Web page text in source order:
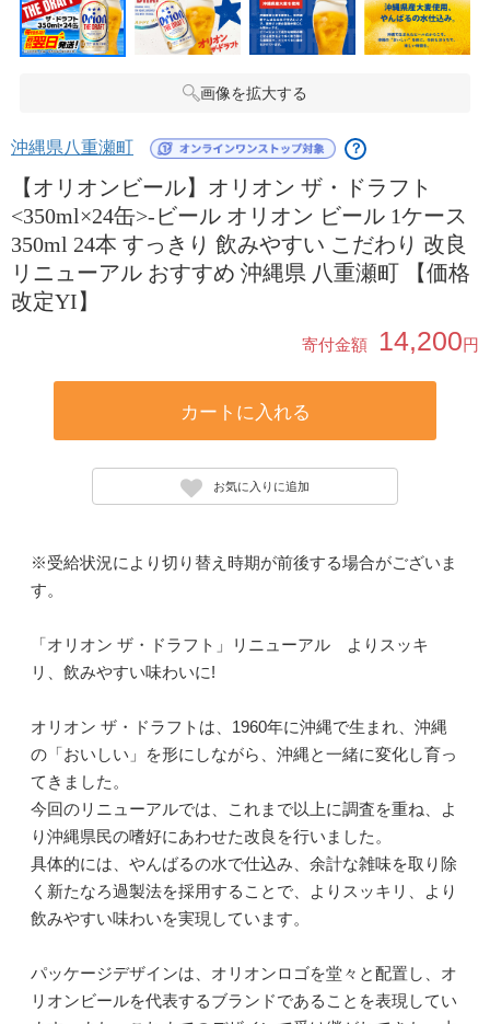
画像を拡大する
沖縄県八重瀬町 ？
【オリオンビール】オリオン ザ・ドラフト
<350ml×24缶>-ビール オリオン ビール 1ケース
350ml 24本 すっきり 飲みやすい こだわり 改良
リニューアル おすすめ 沖縄県 八重瀬町 【価格
改定YI】
寄付金額 14,200円
カートに入れる
お気に入りに追加
※受給状況により切り替え時期が前後する場合がございま
す。
「オリオン ザ・ドラフト」リニューアル よりスッキ
リ、飲みやすい味わいに!
オリオン ザ・ドラフトは、1960年に沖縄で生まれ、沖縄
の「おいしい」を形にしながら、沖縄と一緒に変化し育っ
てきました。
今回のリニューアルでは、これまで以上に調査を重ね、よ
り沖縄県民の嗜好にあわせた改良を行いました。
具体的には、やんばるの水で仕込み、余計な雑味を取り除
く新たなろ過製法を採用することで、よりスッキリ、より
飲みやすい味わいを実現しています。
パッケージデザインは、オリオンロゴを堂々と配置し、オ
リオンビールを代表するブランドであることを表現してい